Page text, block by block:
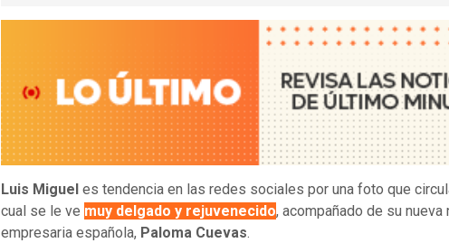
Luis Miguel es tendencia en las redes sociales por una foto que
cual se le ve muy delgado y rejuvenecido, acompañado de su nueva
empresaria española, Paloma Cuevas.